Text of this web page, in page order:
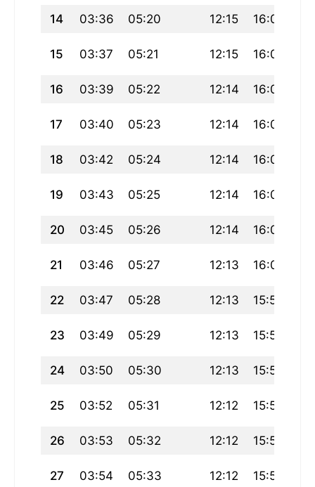
14 03:36 05:20 12:15 16:05
15 03:37 05:21 12:15 16:04
16 03:39 05:22 12:14 16:04
17 03:40 05:23 12:14 16:03
18 03:42 05:24 12:14 16:02
19 03:43 05:25 12:14 16:01
20 03:45 05:26 12:14 16:01
21 03:46 05:27 12:13 16:00
22 03:47 05:28 12:13 15:59
23 03:49 05:29 12:13 15:59
24 03:50 05:30 12:13 15:58
25 03:52 05:31 12:12 15:57
26 03:53 05:32 12:12 15:56
27 03:54 05:33 12:12 15:55